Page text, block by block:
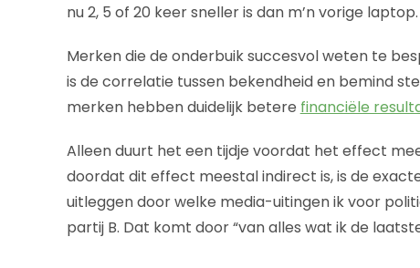
nu 2, 5 of 20 keer sneller is dan m’n vorige laptop.
Merken die de onderbuik succesvol weten te
is de correlatie tussen bekendheid en bemind
merken hebben duidelijk betere financiële
Alleen duurt het een tijdje voordat het effect
doordat dit effect meestal indirect is, is de
uitleggen door welke media-uitingen ik voor
partij B. Dat komt door “van alles wat ik de